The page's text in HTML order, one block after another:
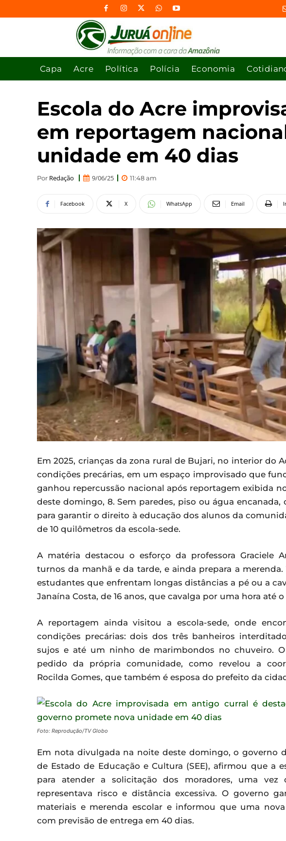
Capa Acre Política Polícia Economia
Escola do Acre
em reportagem
unidade em 40 dias
Por Redação 9/06/25 11:48 am
Facebook X WhatsApp Email
Em 2025, crianças da zona rural de Bujari, no interior do
condições precárias, em um espaço improvisado que
ganhou repercussão nacional após reportagem exibida
deste domingo, 8. Sem paredes, piso ou água
para garantir o direito à educação dos alunos da
de 10 quilômetros da escola-sede.
A matéria destacou o esforço da professora Graciele
turnos da manhã e da tarde, e ainda prepara a
estudantes que enfrentam longas distâncias a pé ou a
Janaína Costa, de 16 anos, que cavalga por uma hora até o
A reportagem ainda visitou a escola-sede, onde
condições precárias: dois dos três banheiros
sujos e até um ninho de marimbondos no chuveiro.
pedido da própria comunidade, como revelou a
Rocilda Gomes, que também é esposa do prefeito da
Foto: Reprodução/TV Globo
Em nota divulgada na noite deste domingo, o governo
de Estado de Educação e Cultura (SEE), afirmou que a
para atender a solicitação dos moradores, uma
representava risco e distância excessiva. O governo
materiais e merenda escolar e informou que uma
com previsão de entrega em 40 dias.